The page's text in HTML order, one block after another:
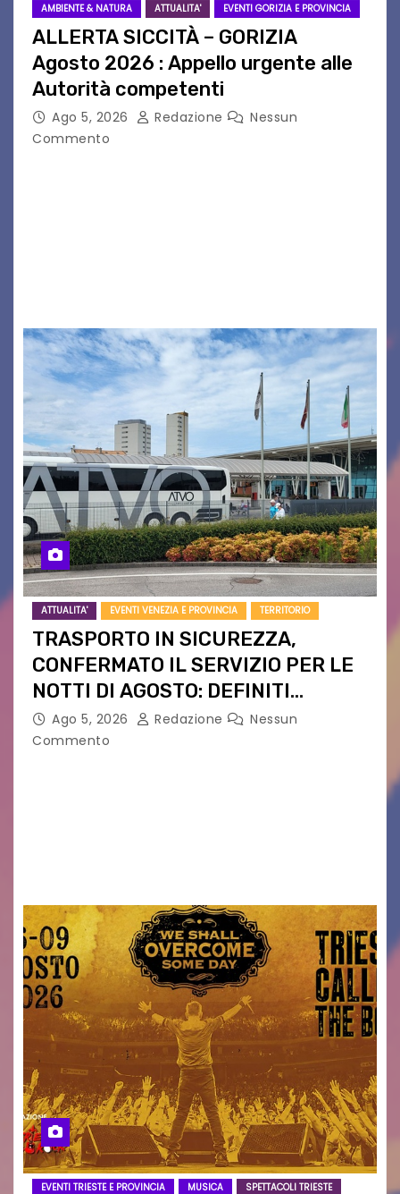
AMBIENTE & NATURA ATTUALITA' EVENTI GORIZIA E PROVINCIA
ALLERTA SICCITÀ – GORIZIA
Agosto 2026 : Appello urgente alle
Autorità competenti
Ago 5, 2026 Redazione
Nessun
Commento
ATTUALITA' EVENTI VENEZIA E PROVINCIA TERRITORIO
TRASPORTO IN SICUREZZA,
CONFERMATO IL SERVIZIO PER LE
NOTTI DI AGOSTO: DEFINITI
PERCORSI, FERMATE E ORARIO
Ago 5, 2026 Redazione
Nessun
Commento
EVENTI TRIESTE E PROVINCIA MUSICA SPETTACOLI TRIESTE